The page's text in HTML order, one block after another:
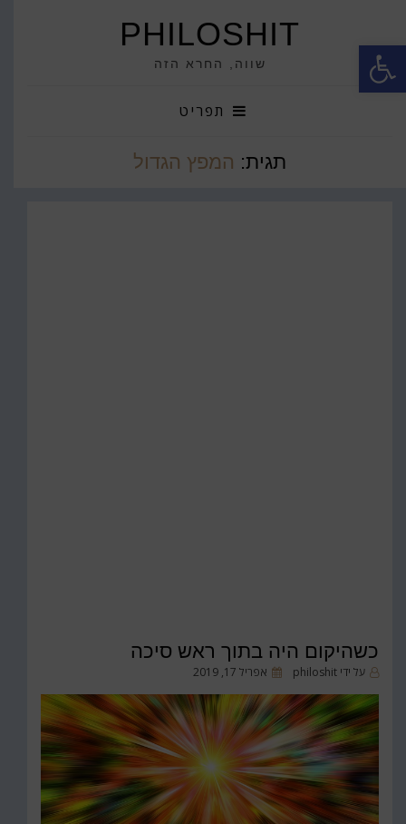
פתח סרגל נגישות PHILOSHIT
שווה, החרא הזה
תפריט
תגית: המפץ הגדול
כשהיקום היה בתוך ראש סיכה
על ידי philoshit
פורסםאפריל 17, 2019